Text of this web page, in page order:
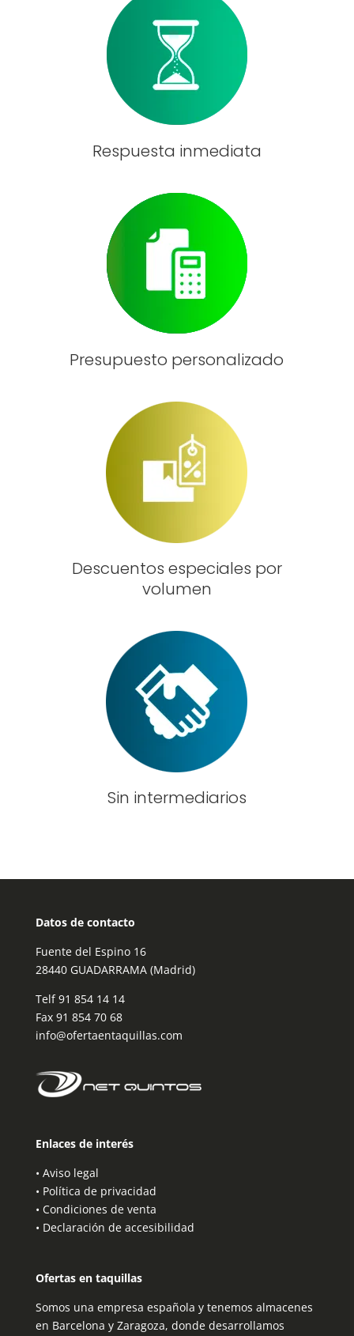
Respuesta inmediata
Presupuesto personalizado
Descuentos especiales por
volumen
Sin intermediarios
Datos de contacto
Fuente del Espino 16
28440 GUADARRAMA (Madrid)
Telf91 854 14 14
Fax 91 854 70 68
info@ofertaentaquillas.com
Enlaces de interés
• Aviso legal
• Política de privacidad
• Condiciones de venta
• Declaración de accesibilidad
Ofertas en taquillas
Somos una empresa española y tenemos almacenes
en Barcelona y Zaragoza, donde desarrollamos